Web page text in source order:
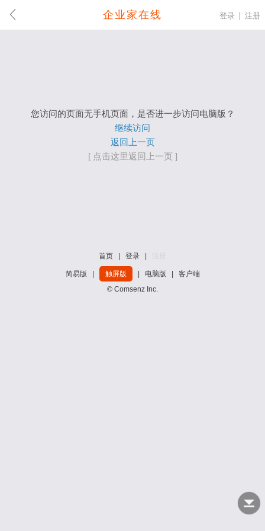
企业家在线 登录 注册
您访问的页面无手机页面，是否进一步访问电脑版？
继续访问
返回上一页
[ 点击这里返回上一页 ]
首页 登录
简易版 触屏版 电脑版
客户端
© Comsenz Inc.